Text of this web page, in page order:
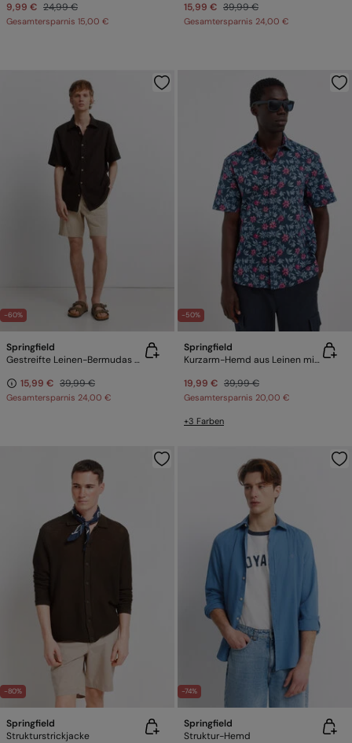
9,99 € 24,99 €
Gesamtersparnis 15,00 €
15,99 € 39,99 €
Gesamtersparnis 24,00 €
-60%
Springfield
Gestreifte Leinen-Bermudas Comfort Slim Fit
15,99 € 39,99 €
Gesamtersparnis 24,00 €
-50%
Springfield
Kurzarm-Hemd aus Leinen mit Print
19,99 € 39,99 €
Gesamtersparnis 20,00 €
+3 Farben
-80%
Springfield
Strukturstrickjacke
-74%
Springfield
Struktur-Hemd